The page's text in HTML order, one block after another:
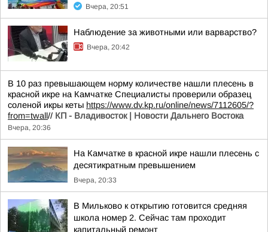
Вчера, 20:51
Наблюдение за животными или варварство?
Вчера, 20:42
В 10 раз превышающем норму количестве нашли плесень в
красной икре на Камчатке Специалисты проверили образец
соленой икры кеты https://www.dv.kp.ru/online/news/7112605/?
from=twall// КП - Владивосток | Новости Дальнего Востока
Вчера, 20:36
На Камчатке в красной икре нашли плесень с
десятикратным превышением
Вчера, 20:33
В Мильково к открытию готовится средняя
школа номер 2. Сейчас там проходит
капитальный ремонт